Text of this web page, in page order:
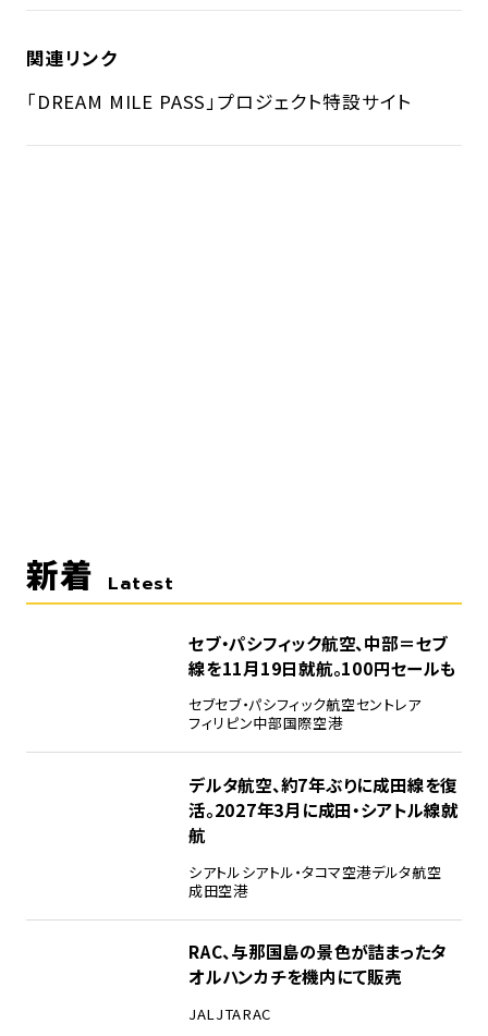
関連リンク
「DREAM MILE PASS」プロジェクト特設サイト
新着 Latest
セブ・パシフィック航空、中部＝セブ
線を11月19日就航。100円セールも
セブセブ・パシフィック航空セントレア
フィリピン中部国際空港
デルタ航空、約7年ぶりに成田線を復
活。2027年3月に成田・シアトル線就
航
シアトルシアトル・タコマ空港デルタ航空
成田空港
RAC、与那国島の景色が詰まったタ
オルハンカチを機内にて販売
JALJTARAC